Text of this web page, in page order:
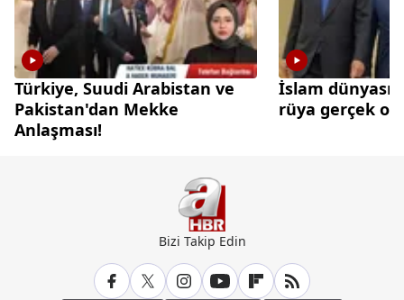
Türkiye, Suudi Arabistan ve
Pakistan'dan Mekke
Anlaşması!
İslam
rüya gerçek
Bizi Takip Edin